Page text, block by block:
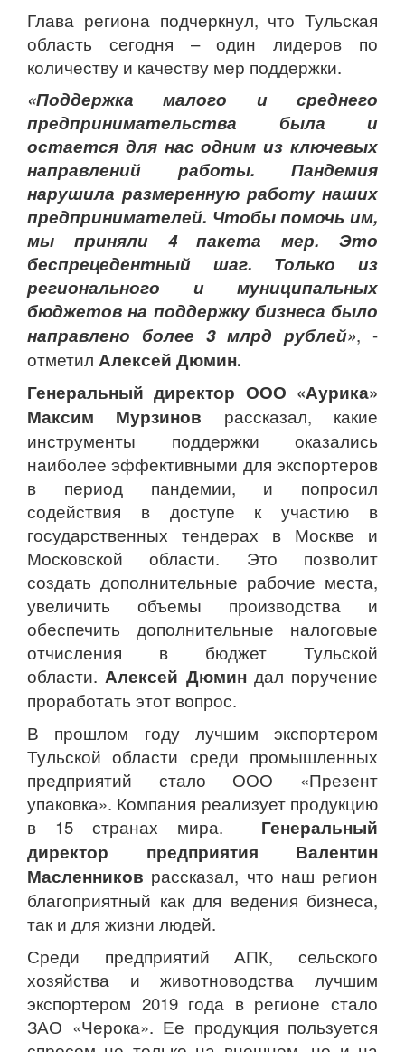
Глава региона подчеркнул, что Тульская
область сегодня – один лидеров по
количеству и качеству мер поддержки.
«Поддержка малого и среднего
предпринимательства была и
остается для нас одним из ключевых
направлений работы. Пандемия
нарушила размеренную работу наших
предпринимателей. Чтобы помочь им,
мы приняли 4 пакета мер. Это
беспрецедентный шаг. Только из
регионального и муниципальных
бюджетов на поддержку бизнеса было
направлено более 3 млрд рублей», -
отметил Алексей Дюмин.
Генеральный директор ООО «Аурика»
Максим Мурзинов рассказал, какие
инструменты поддержки оказались
наиболее эффективными для экспортеров
в период пандемии, и попросил
содействия в доступе к участию в
государственных тендерах в Москве и
Московской области. Это позволит
создать дополнительные рабочие места,
увеличить объемы производства и
обеспечить дополнительные налоговые
отчисления в бюджет Тульской
области. Алексей Дюминдал поручение
проработать этот вопрос.
В прошлом году лучшим экспортером
Тульской области среди промышленных
предприятий стало ООО «Презент
упаковка». Компания реализует продукцию
в 15 странах мира. Генеральный
директор предприятия Валентин
Масленников рассказал, что наш регион
благоприятный как для ведения бизнеса,
так и для жизни людей.
Среди предприятий АПК, сельского
хозяйства и животноводства лучшим
экспортером 2019 года в регионе стало
ЗАО «Черока». Ее продукция пользуется